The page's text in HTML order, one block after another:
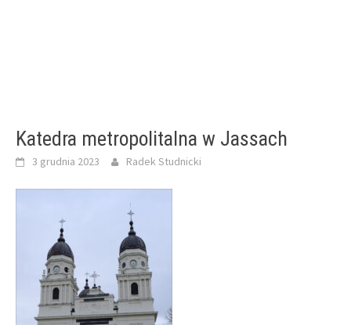
Katedra metropolitalna w Jassach
3 grudnia 2023 Radek Studnicki